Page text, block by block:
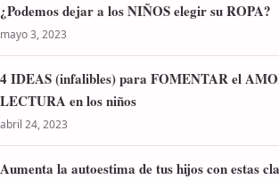
¿Podemos dejar a los NIÑOS elegir su ROPA?
mayo 3, 2023
4 IDEAS (infalibles) para FOMENTAR el
LECTURA en los niños
abril 24, 2023
Aumenta la autoestima de tus hijos con estas